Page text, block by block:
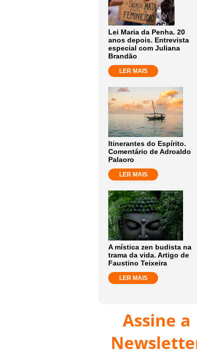
Lei Maria da Penha. 20
anos depois. Entrevista
especial com Juliana
Brandão
LER MAIS
Itinerantes do Espírito.
Comentário de Adroaldo
Palaoro
LER MAIS
A mística zen budista na
trama da vida. Artigo de
Faustino Teixeira
LER MAIS
Assine a